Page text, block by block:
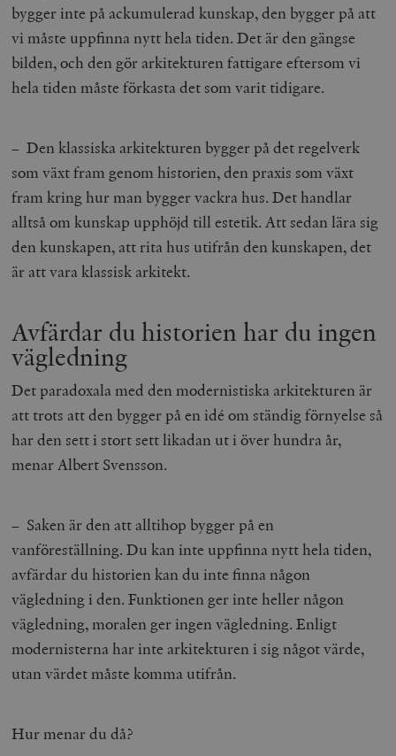
bygger inte på ackumulerad kunskap, den bygger på att
vi måste uppfinna nytt hela tiden. Det är den gängse
bilden, och den gör arkitekturen fattigare eftersom vi
hela tiden måste förkasta det som varit tidigare.
– Den klassiska arkitekturen bygger på det regelverk
som växt fram genom historien, den praxis som växt
fram kring hur man bygger vackra hus. Det handlar
alltså om kunskap upphöjd till estetik. Att sedan lära sig
den kunskapen, att rita hus utifrån den kunskapen, det
är att vara klassisk arkitekt.
Avfärdar du historien har du ingen
vägledning
Det paradoxala med den modernistiska arkitekturen är
att trots att den bygger på en idé om ständig förnyelse så
har den sett i stort sett likadan ut i över hundra år,
menar Albert Svensson.
– Saken är den att alltihop bygger på en
vanföreställning. Du kan inte uppfinna nytt hela tiden,
avfärdar du historien kan du inte finna någon
vägledning i den. Funktionen ger inte heller någon
vägledning, moralen ger ingen vägledning. Enligt
modernisterna har inte arkitekturen i sig något värde,
utan värdet måste komma utifrån.
Hur menar du då?